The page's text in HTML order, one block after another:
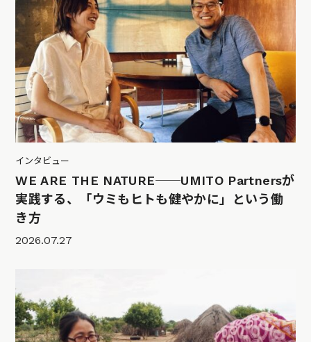
インタビュー
WE ARE THE NATURE──UMITO Partnersが
実践する、「ウミもヒトも健やかに」という働
き方
2026.07.27